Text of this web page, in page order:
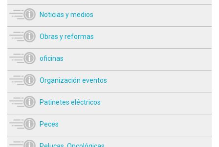
Noticias y medios
Obras y reformas
oficinas
Organización eventos
Patinetes eléctricos
Peces